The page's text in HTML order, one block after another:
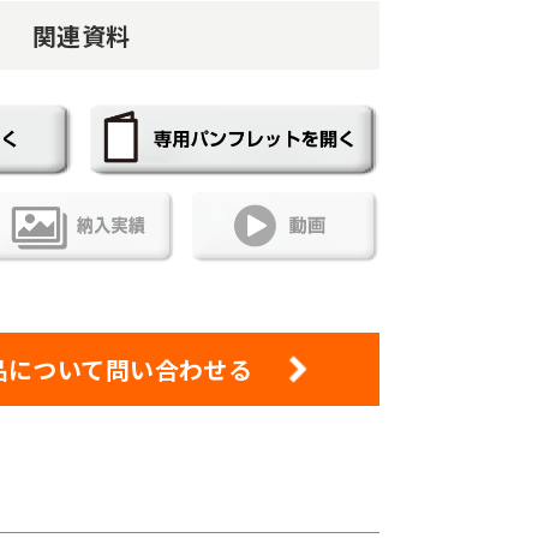
関連資料
ついて問い合わせる